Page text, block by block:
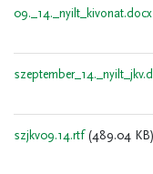
09._14._nyilt_kivonat.docx
szjkv09.14.rtf (489.04 KB)